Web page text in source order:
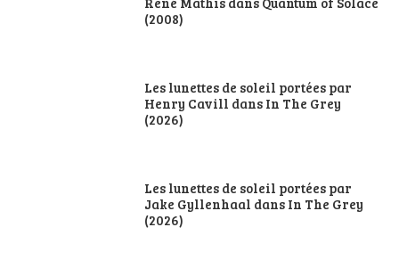
(2008)
Les lunettes de soleil portées par
Henry Cavill dans In The Grey
(2026)
Les lunettes de soleil portées par
Jake Gyllenhaal dans In The Grey
(2026)